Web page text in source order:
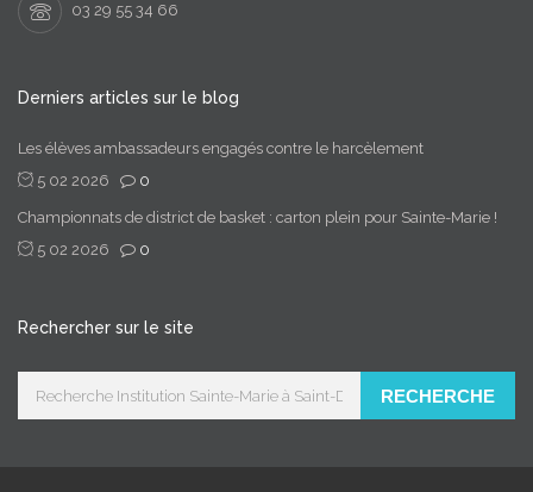
03 29 55 34 66
Derniers articles sur le blog
Les élèves ambassadeurs engagés contre le harcèlement
5 02 2026
0
Championnats de district de basket : carton plein pour Sainte-Marie !
5 02 2026
0
Rechercher sur le site
RECHERCHE